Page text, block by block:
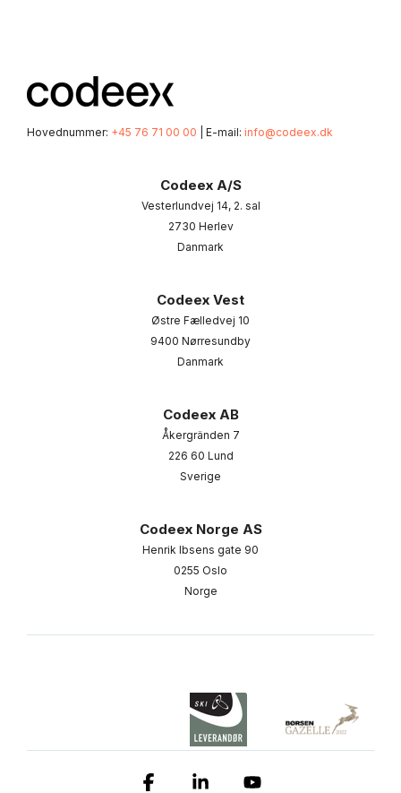
Hovednummer: +45 76 71 00 00 | E-mail: info@codeex.dk
Codeex A/S
Vesterlundvej 14, 2. sal
2730 Herlev
Danmark
Codeex Vest
Østre Fælledvej 10
9400 Nørresundby
Danmark
Codeex AB
Åkergränden 7
226 60 Lund
Sverige
Codeex Norge AS
Henrik Ibsens gate 90
0255 Oslo
Norge
FacebookLinkedin